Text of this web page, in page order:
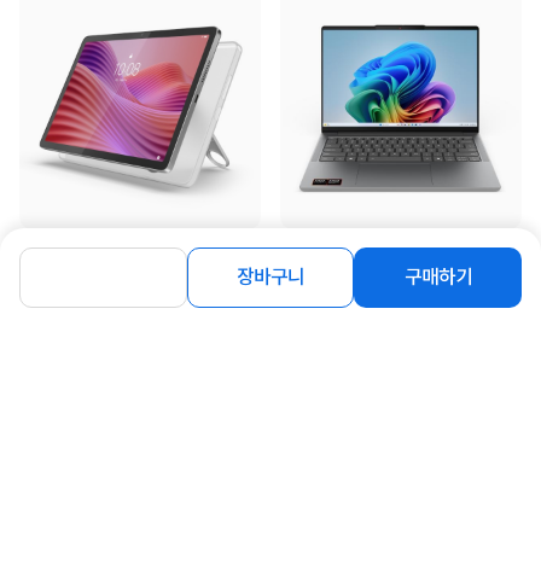
장바구니 구매하기
[레노버] Tab 10.1 [클리어케이스 포
_ZAEH0020KR
259,000원
[레노버] 아이디어패드 Slim5
14AGP11 83S1004PKR (Ryzen AI 7
450/32GB/1TB/Win11Hom...
1,939,000원